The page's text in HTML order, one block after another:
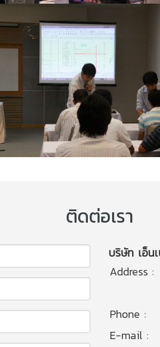
ติดต่อเรา
บริษัท เอ็น
Address :
Phone :
E-mail :